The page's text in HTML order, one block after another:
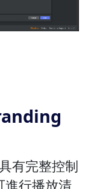
有完整控制
進行播放清